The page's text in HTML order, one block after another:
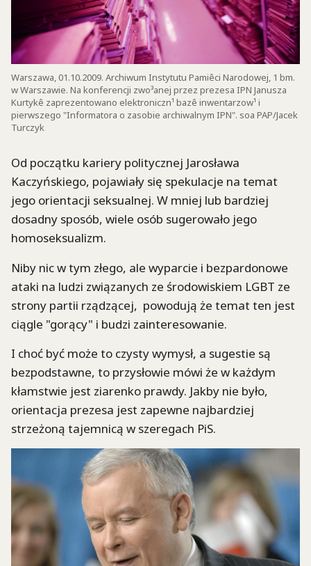
Warszawa, 01.10.2009. Archiwum Instytutu Pamiêci Narodowej, 1 bm.
w Warszawie. Na konferencji zwo³anej przez prezesa IPN Janusza
Kurtykê zaprezentowano elektroniczn¹ bazê inwentarzow¹ i
pierwszego "Informatora o zasobie archiwalnym IPN". soa PAP/Jacek
Turczyk
Od początku kariery politycznej Jarosława
Kaczyńskiego, pojawiały się spekulacje na temat
jego orientacji seksualnej. W mniej lub bardziej
dosadny sposób, wiele osób sugerowało jego
homoseksualizm.
Niby nic w tym złego, ale wyparcie i bezpardonowe
ataki na ludzi związanych ze środowiskiem LGBT ze
strony partii rządzącej, powodują że temat ten jest
ciągle "gorący" i budzi zainteresowanie.
I choć być może to czysty wymysł, a sugestie są
bezpodstawne, to przysłowie mówi że w każdym
kłamstwie jest ziarenko prawdy. Jakby nie było,
orientacja prezesa jest zapewne najbardziej
strzeżoną tajemnicą w szeregach PiS.